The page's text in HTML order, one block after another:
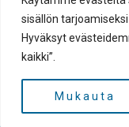
sisällön
Hyväksyt
kaikki”.
Mukauta
tunnus
TAKAISIN